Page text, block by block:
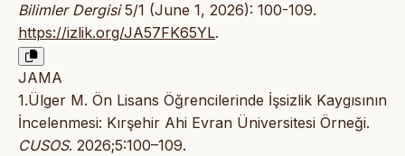
Bilimler Dergisi5/1 (June 1, 2026): 100-109.
https://izlik.org/JA57FK65YL.
JAMA
1.Ülger M. Ön Lisans Öğrencilerinde İşsizlik Kaygısının
İncelenmesi: Kırşehir Ahi Evran Üniversitesi Örneği.
CUSOS. 2026;5:100–109.